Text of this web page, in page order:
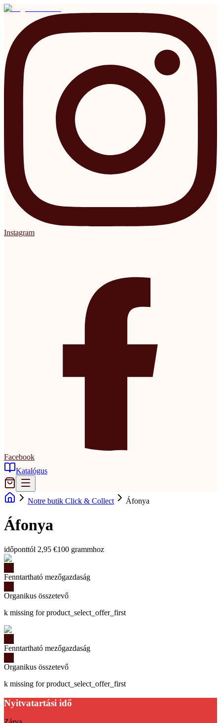
Instagram
Facebook
Katalógus
Notre butik Click & Collect Áfonya
Áfonya
időponttól 2,95 €100 grammhoz
Fenntartható mezőgazdaság
Organikus összetevő
k missing for product_select_offer_first
Fenntartható mezőgazdaság
Organikus összetevő
k missing for product_select_offer_first
Nyitvatartási idő